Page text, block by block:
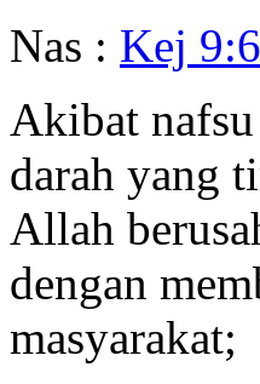
Nas : Kej 9:6
Akibat
darah yang
Allah
dengan
masyarakat;